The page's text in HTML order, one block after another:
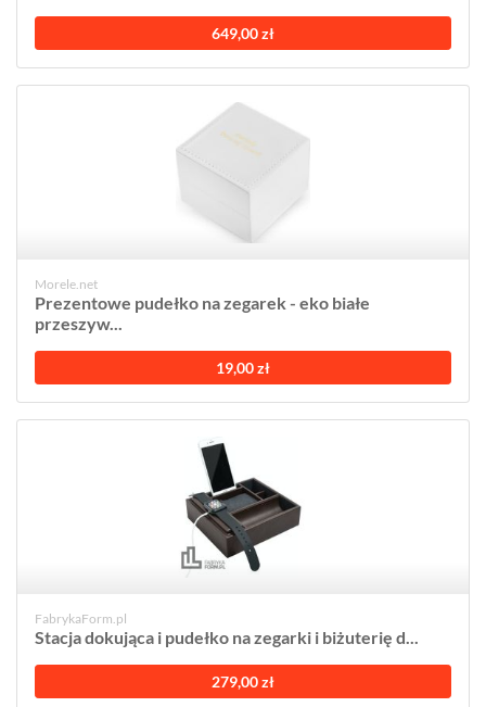
649,00 zł
Morele.net
Prezentowe pudełko na zegarek - eko białe
przeszyw...
19,00 zł
FabrykaForm.pl
Stacja dokująca i pudełko na zegarki i biżuterię d...
279,00 zł